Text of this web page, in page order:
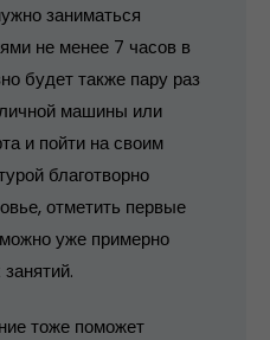
заниматься
не менее 7 часов в
будет также пару раз
машины или
и пойти на своим
благотворно
отметить первые
уже примерно
тоже поможет